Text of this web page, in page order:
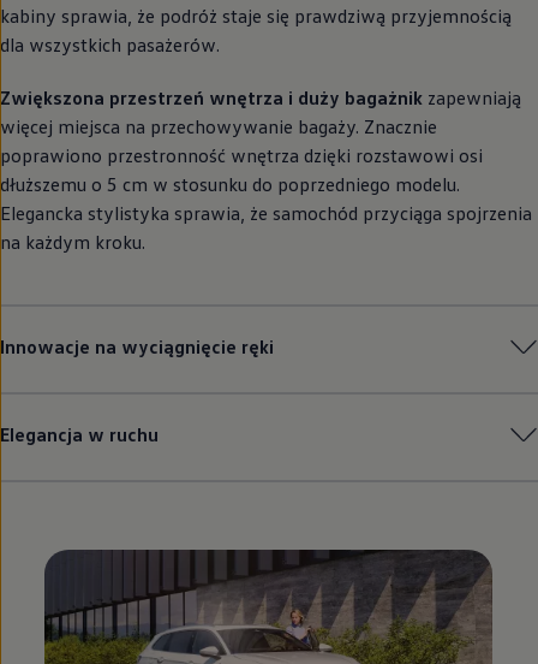
kabiny sprawia, że podróż staje się prawdziwą przyjemnością
dla wszystkich pasażerów.
Zwiększona przestrzeń wnętrza i duży bagażnik zapewniają
więcej miejsca na przechowywanie bagaży. Znacznie
poprawiono przestronność wnętrza dzięki rozstawowi osi
dłuższemu o 5 cm w stosunku do poprzedniego modelu.
Elegancka stylistyka sprawia, że samochód przyciąga spojrzenia
na każdym kroku.
Innowacje na wyciągnięcie ręki
Elegancja w ruchu